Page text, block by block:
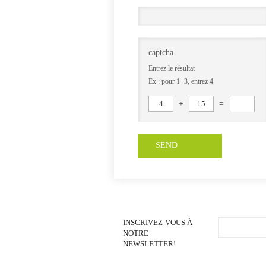
captcha
Entrez le résultat
Ex : pour 1+3, entrez 4
4 + 15 =
INSCRIVEZ-VOUS À
NOTRE
NEWSLETTER!